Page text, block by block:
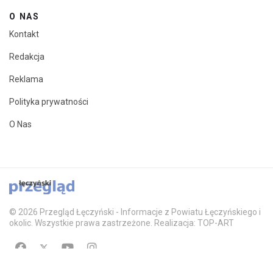
O NAS
Kontakt
Redakcja
Reklama
Polityka prywatności
O Nas
© 2026 Przegląd Łęczyński - Informacje z Powiatu Łęczyńskiego i
okolic. Wszystkie prawa zastrzeżone. Realizacja: TOP-ART